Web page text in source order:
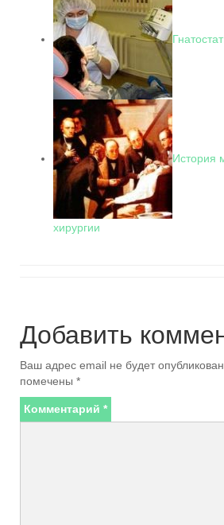
История
хирургии
Добавить
Ваш адрес email не будет опубликован.
помечены *
Комментарий *